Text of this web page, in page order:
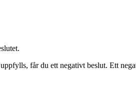
får du ett negativt beslut. Ett